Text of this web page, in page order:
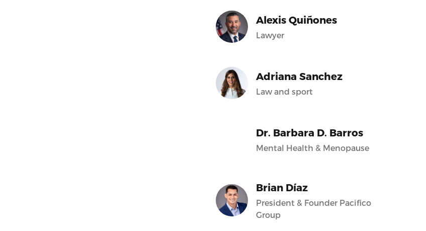
Alexis Quiñones
Lawyer
Adriana Sanchez
Law and sport
Dr. Barbara D. Barros
Mental Health & Menopause
Brian Díaz
President & Founder Pacifico
Group